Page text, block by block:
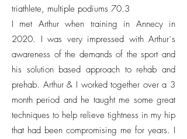
triathlete, multiple podiums 70.3
I met Arthur when training in Annecy in
2020. I was very impressed with Arthur´s
awareness of the demands of the sport and
his solution based approach to rehab and
prehab. Arthur & I worked together over a 3
month period and he taught me some great
techniques to help relieve tightness in my hip
that had been compromising me for years. I